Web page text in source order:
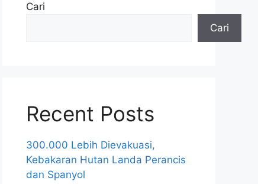
Cari
Cari
Recent Posts
300.000 Lebih Dievakuasi,
Kebakaran Hutan Landa Perancis
dan Spanyol